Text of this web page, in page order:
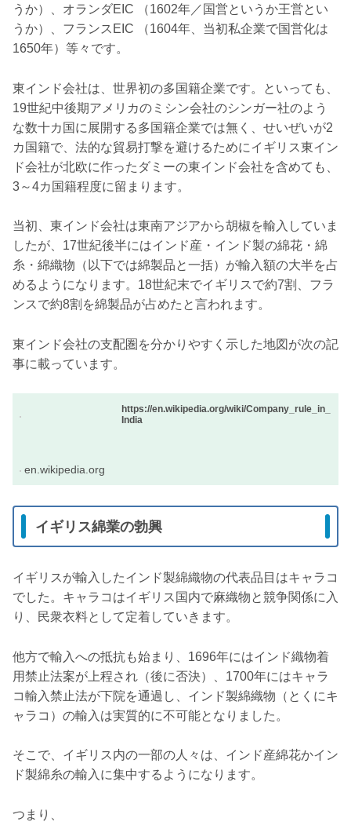
うか）、オランダEIC （1602年／国営というか王営とい
うか）、フランスEIC （1604年、当初私企業で国営化は
1650年）等々です。
東インド会社は、世界初の多国籍企業です。といっても、
19世紀中後期アメリカのミシン会社のシンガー社のよう
な数十カ国に展開する多国籍企業では無く、せいぜいが2
カ国籍で、法的な貿易打撃を避けるためにイギリス東イン
ド会社が北欧に作ったダミーの東インド会社を含めても、
3～4カ国籍程度に留まります。
当初、東インド会社は東南アジアから胡椒を輸入していま
したが、17世紀後半にはインド産・インド製の綿花・綿
糸・綿織物（以下では綿製品と一括）が輸入額の大半を占
めるようになります。18世紀末でイギリスで約7割、フラ
ンスで約8割を綿製品が占めたと言われます。
東インド会社の支配圏を分かりやすく示した地図が次の記
事に載っています。
https://en.wikipedia.org/wiki/Company_rule_in_
India
en.wikipedia.org
イギリス綿業の勃興
イギリスが輸入したインド製綿織物の代表品目はキャラコ
でした。キャラコはイギリス国内で麻織物と競争関係に入
り、民衆衣料として定着していきます。
他方で輸入への抵抗も始まり、1696年にはインド織物着
用禁止法案が上程され（後に否決）、1700年にはキャラ
コ輸入禁止法が下院を通過し、インド製綿織物（とくにキ
ャラコ）の輸入は実質的に不可能となりました。
そこで、イギリス内の一部の人々は、インド産綿花かイン
ド製綿糸の輸入に集中するようになります。
つまり、